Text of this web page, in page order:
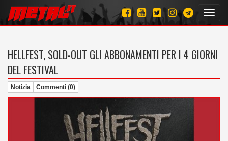
HELLFEST, SOLD-OUT GLI ABBONAMENTI PER I 4 GIORNI
DEL FESTIVAL
Notizia Commenti (0)